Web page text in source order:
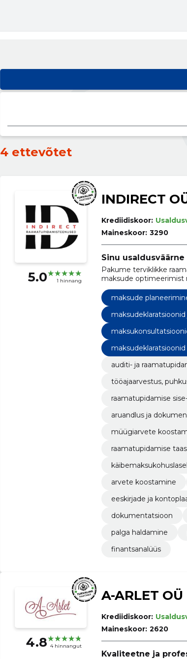
4 ettevõtet
5.0 1 hinnang
INDIRECT
Krediidiskoor:
Maineskoor: 3290
Sinu
Pakume terviklikke
maksude optimeerimist
keskenduda oma äri
maksude
maksudeklaratsioonid
maksudeklaratsioonid
auditi- ja
tööajaarvestus,
raamatupidamise
aruandlus ja
müügiarvete
raamatupidamise
arvete koostamine
eeskirjade ja
dokumentatsioon
palga haldamine
finantsanalüüs
4.8 4 hinnangut
A-ARLET OÜ
Krediidiskoor:
Maineskoor: 2620
Kvaliteetne ja